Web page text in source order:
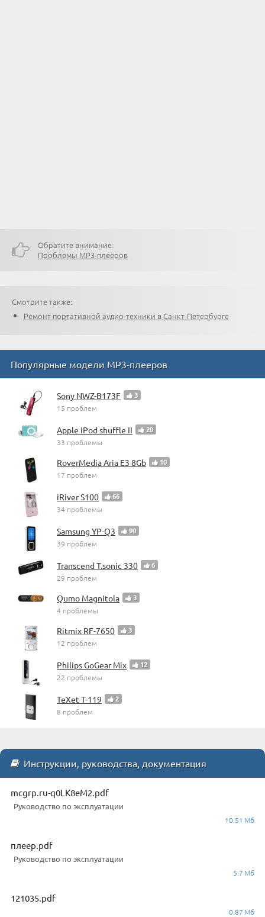
Обратите внимание:
Проблемы MP3-плееров
Смотрите также:
Ремонт портативной аудио-техники в Санкт-Петербурге
Популярные модели MP3-плееров
Sony NWZ-B173F 3
15 проблем
Apple iPod shuffle II 20
33 проблемы
RoverMedia Aria E3 8Gb 10
17 проблем
iRiver S100 66
34 проблемы
Samsung YP-Q3 90
39 проблем
Transcend T.sonic 330 6
29 проблем
Qumo Magnitola 3
4 проблемы
Ritmix RF-7650 3
12 проблем
Philips GoGear Mix 12
22 проблемы
TeXet T-119 2
8 проблем
Инструкции, руководства, документация
mcgrp.ru-q0LK8eM2.pdf
Руководство по эксплуатации
10.51 Мб
плеер.pdf
Руководство по эксплуатации
5.7 Мб
121035.pdf
0.87 Мб